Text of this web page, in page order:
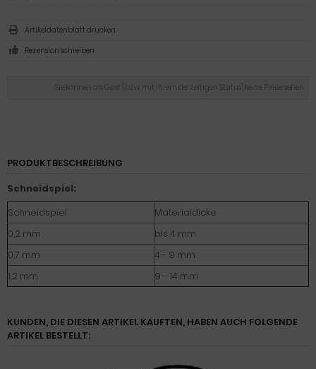
Sie können als Gast (bzw. mit Ihrem derzeitigen Status) keine Preise sehen.
Artikeldatenblatt drucken
Rezension schreiben
PRODUKTBESCHREIBUNG
Schneidspiel:
Schneidspiel
Materialdicke
0,2 mm
bis 4 mm
0,7 mm
4 - 9 mm
1,2 mm
9 - 14 mm
KUNDEN, DIE DIESEN ARTIKEL KAUFTEN, HABEN AUCH FOLGENDE
ARTIKEL BESTELLT: